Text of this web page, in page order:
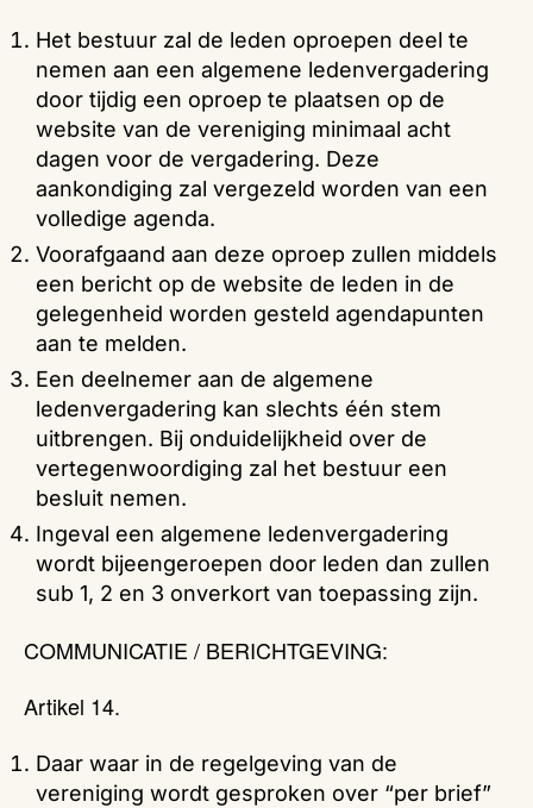
Het bestuur zal de leden oproepen deel te
nemen aan een algemene ledenvergadering
door tijdig een oproep te plaatsen op de
website van de vereniging minimaal acht
dagen voor de vergadering. Deze
aankondiging zal vergezeld worden van een
volledige agenda.
Voorafgaand aan deze oproep zullen middels
een bericht op de website de leden in de
gelegenheid worden gesteld agendapunten
aan te melden.
Een deelnemer aan de algemene
ledenvergadering kan slechts één stem
uitbrengen. Bij onduidelijkheid over de
vertegenwoordiging zal het bestuur een
besluit nemen.
Ingeval een algemene ledenvergadering
wordt bijeengeroepen door leden dan zullen
sub 1, 2 en 3 onverkort van toepassing zijn.
COMMUNICATIE / BERICHTGEVING:
Artikel 14.
Daar waar in de regelgeving van de
vereniging wordt gesproken over “per brief”